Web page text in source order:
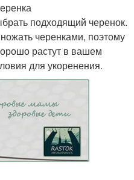
Осенняя посадка
Почвы под клубнику
подходящий черенок.
черенками, поэтому
растут в вашем
для укоренения.